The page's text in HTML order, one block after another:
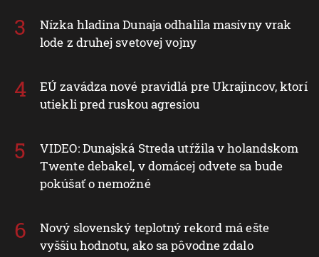
Nízka hladina Dunaja odhalila masívny vrak
lode z druhej svetovej vojny
EÚ zavádza nové pravidlá pre Ukrajincov, ktorí
utiekli pred ruskou agresiou
VIDEO: Dunajská Streda utŕžila v holandskom
Twente debakel, v domácej odvete sa bude
pokúšať o nemožné
Nový slovenský teplotný rekord má ešte
vyššiu hodnotu, ako sa pôvodne zdalo